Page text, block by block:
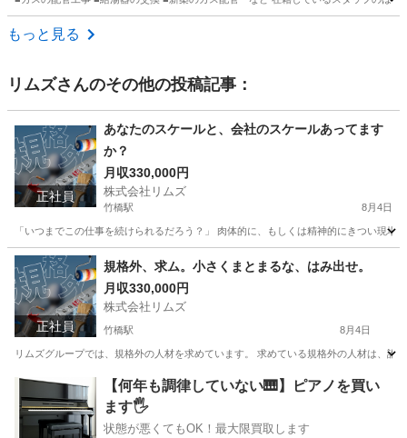
東京 武蔵村山市
もっと見る
リムズさんのその他の投稿記事：
正社員
あなたのスケールと、会社のスケールあってます
か？
月収330,000円
株式会社リムズ
竹橋駅 8月4日
「いつまでこの仕事を続けられるだろう？」 肉体的に、もしくは精神的にきつい現
東京 千代田区 竹橋駅 内装職人 職人
正社員
規格外、求ム。小さくまとまるな、はみ出せ。
月収330,000円
株式会社リムズ
竹橋駅 8月4日
リムズグループでは、規格外の人材を求めています。 求めている規格外の人材は、
東京 千代田区 竹橋駅 内装職人 職人
【何年も調律していない🎹】ピアノを買い
ます🖐️
状態が悪くてもOK！最大限買取します